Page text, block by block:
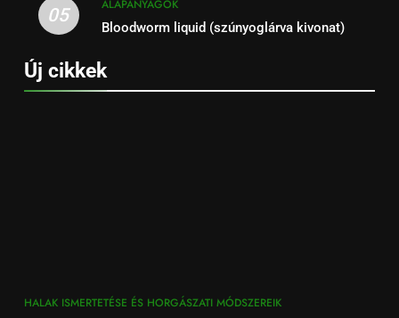
05
ALAPANYAGOK
Bloodworm liquid (szúnyoglárva kivonat)
Új cikkek
HALAK ISMERTETÉSE ÉS HORGÁSZATI MÓDSZEREIK